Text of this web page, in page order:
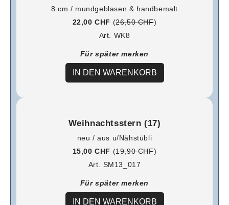
8 cm / mundgeblasen & handbemalt
22,00 CHF (26,50 CHF)
Art. WK8
Für später merken
IN DEN WARENKORB
Weihnachtsstern (17)
neu / aus u/Nähstübli
15,00 CHF (19,90 CHF)
Art. SM13_017
Für später merken
IN DEN WARENKORB